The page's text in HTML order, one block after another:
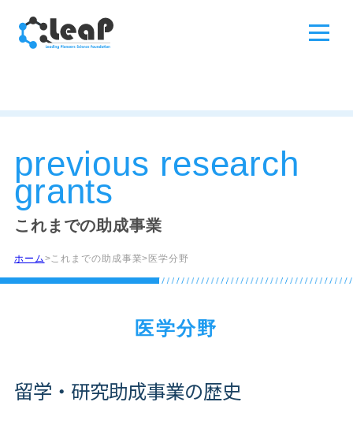
previous research
grants
これまでの助成事業
ホーム これまでの助成事業 医学分野
医学分野
留学・研究助成事業の歴史